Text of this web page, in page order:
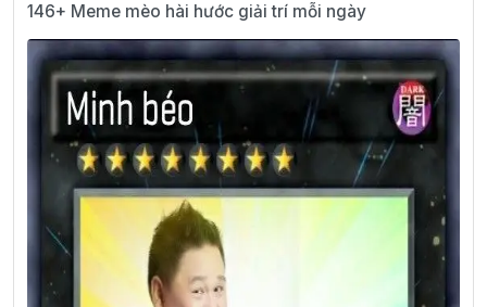
146+ Meme mèo hài hước giải trí mỗi ngày